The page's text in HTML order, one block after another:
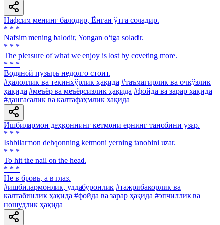
Нафсим менинг балодир, Ёнган ўтга соладир.
* * *
Nafsim mening balodir, Yongan o‘tga soladir.
* * *
The pleasure of what we enjoy is lost by coveting more.
* * *
Водяной пузырь недолго стоит.
#ҳалоллик ва текинхўрлик ҳақида #таъмагирлик ва очкўзлик
ҳақида #меъёр ва меъёрсизлик ҳақида #фойда ва зарар ҳақида
#дангасалик ва калтафаҳмлик ҳақида
Ишбилармон деҳқоннинг кетмони ернинг танобини узар.
* * *
Ishbilarmon dehqonning ketmoni yerning tanobini uzar.
* * *
To hit the nail on the head.
* * *
Нe в бровь, а в глаз.
#ишбилармонлик, уддабуронлик #тажрибакорлик ва
калтабинлик ҳақида #фойда ва зарар ҳақида #эпчиллик ва
ношудлик ҳақида